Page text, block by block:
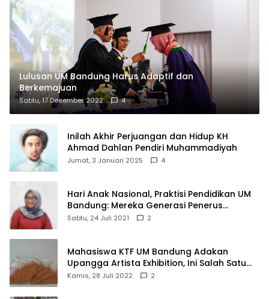
Lulusan UM Bandung Harus Adaptif dan
Berkemajuan
Sabtu, 17 Desember 2022 4
Inilah Akhir Perjuangan dan Hidup KH
Ahmad Dahlan Pendiri Muhammadiyah
Jumat, 3 Januari 2025 4
Hari Anak Nasional, Praktisi Pendidikan UM
Bandung: Mereka Generasi Penerus
Bangsa
Sabtu, 24 Juli 2021 2
Mahasiswa KTF UM Bandung Adakan
Upangga Artista Exhibition, Ini Salah Satu
Karyanya
Kamis, 28 Juli 2022 2